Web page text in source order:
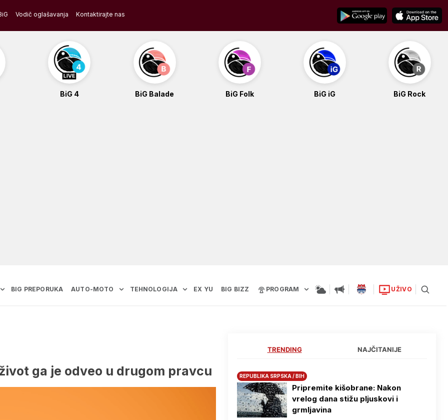
Vodič oglašavanja Kontaktirajte nas
BiG 4 BiG Balade BiG Folk BiG iG BiG Rock
BIG PREPORUKA AUTO-MOTO TEHNOLOGIJA EX YU BIG BIZZ PROGRAM UŽIVO
ga je odveo u drugom pravcu
TRENDING NAJČITANIJE
REPUBLIKA SRPSKA / BIH
Pripremite kišobrane: Nakon
vrelog dana stižu pljuskovi i
grmljavina